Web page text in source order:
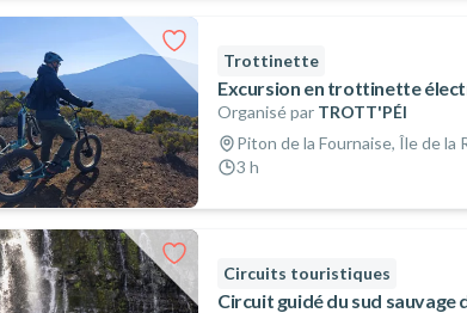
Trottinette
Excursion en trottinette
Organisé par TROTT'PÉI
Piton de la Fournaise, Île de la
3 h
Circuits touristiques
Circuit guidé du sud sauvage